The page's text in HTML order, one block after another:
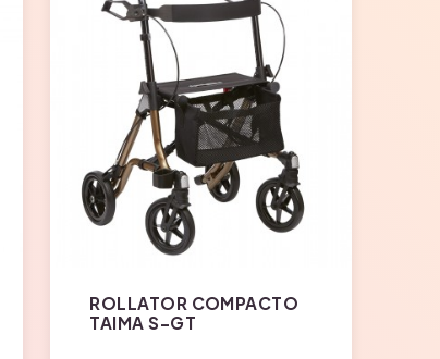
ROLLATOR COMPACTO
TAIMA S-GT